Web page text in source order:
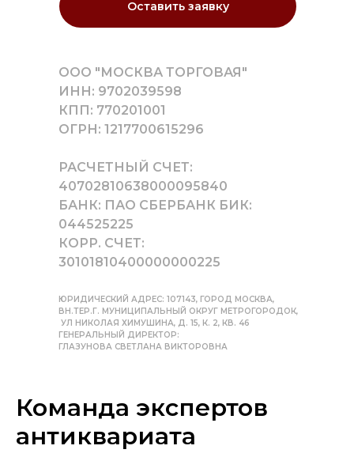
Оставить заявку
ООО "МОСКВА ТОРГОВАЯ"
ИНН: 9702039598
КПП: 770201001
ОГРН: 1217700615296
РАСЧЕТНЫЙ СЧЕТ:
40702810638000095840
БАНК: ПАО СБЕРБАНК БИК:
044525225
КОРР. СЧЕТ:
30101810400000000225
ЮРИДИЧЕСКИЙ АДРЕС: 107143, ГОРОД МОСКВА,
ВН.ТЕР.Г. МУНИЦИПАЛЬНЫЙ ОКРУГ МЕТРОГОРОДОК,
УЛ НИКОЛАЯ ХИМУШИНА, Д. 15, К. 2, КВ. 46
ГЕНЕРАЛЬНЫЙ ДИРЕКТОР:
ГЛАЗУНОВА СВЕТЛАНА ВИКТОРОВНА
Команда экспертов
антиквариата